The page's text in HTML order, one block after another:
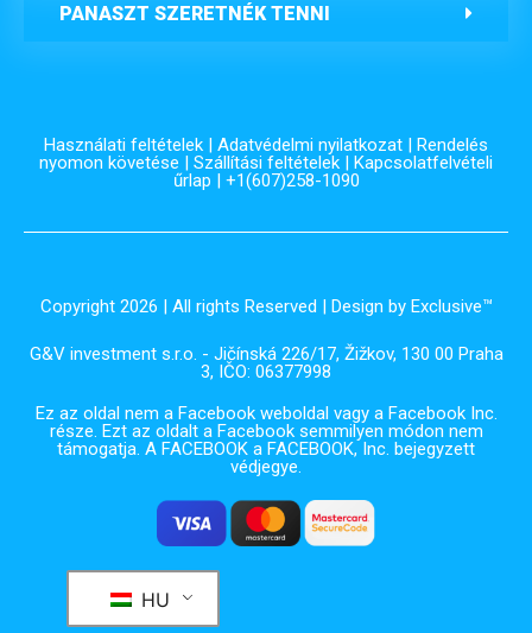
PANASZT SZERETNÉK TENNI
Használati feltételek Adatvédelmi nyilatkozat
Rendelés
nyomon követése
Szállítási feltételek
Kapcsolatfelvételi
űrlap | +1(607)258-1090
Copyright 2026 | All rights Reserved | Design by Exclusive™️
G&V investment s.r.o. - Jičínská 226/17, Žižkov, 130 00 Praha
3, IČO: 06377998
Ez az oldal nem a Facebook weboldal vagy a Facebook Inc.
része. Ezt az oldalt a Facebook semmilyen módon nem
támogatja. A FACEBOOK a FACEBOOK, Inc. bejegyzett
védjegye.
HU